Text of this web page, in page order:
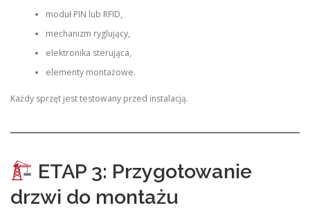
moduł PIN lub RFID,
mechanizm ryglujący,
elektronika sterująca,
elementy montażowe.
Każdy sprzęt jest testowany przed instalacją.
ETAP 3: Przygotowanie
drzwi do montażu